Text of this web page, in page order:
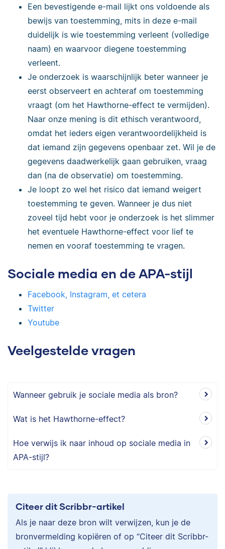
Een bevestigende e-mail lijkt ons voldoende als
bewijs van toestemming, mits in deze e-mail
duidelijk is wie toestemming verleent (volledige
naam) en waarvoor diegene toestemming
verleent.
Je onderzoek is waarschijnlijk beter wanneer je
eerst observeert en achteraf om toestemming
vraagt (om het Hawthorne-effect te vermijden).
Naar onze mening is dit ethisch verantwoord,
omdat het ieders eigen verantwoordelijkheid is
dat iemand zijn gegevens openbaar zet. Wil je de
gegevens daadwerkelijk gaan gebruiken, vraag
dan (na de observatie) om toestemming.
Je loopt zo wel het risico dat iemand weigert
toestemming te geven. Wanneer je dus niet
zoveel tijd hebt voor je onderzoek is het slimmer
het eventuele Hawthorne-effect voor lief te
nemen en vooraf toestemming te vragen.
Sociale media en de APA-stijl
Facebook, Instagram, et cetera
Twitter
Youtube
Veelgestelde vragen
Wanneer gebruik je sociale media als bron?
Wat is het Hawthorne-effect?
Hoe verwijs ik naar inhoud op sociale media in
APA-stijl?
Citeer dit Scribbr-artikel
Als je naar deze bron wilt verwijzen, kun je de
bronvermelding kopiëren of op “Citeer dit Scribbr-